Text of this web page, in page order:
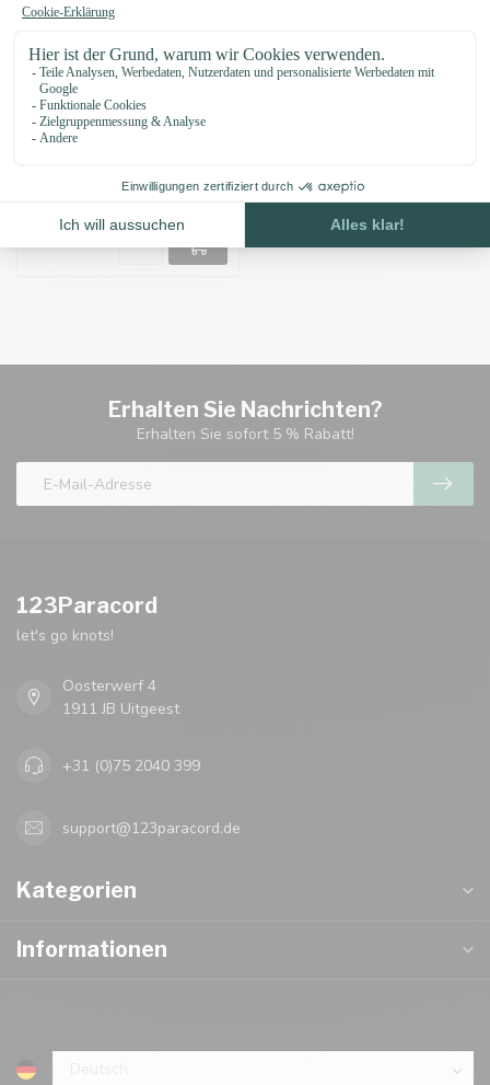
Paracord D ringe
musketon 8MM
Auf Lager
Erhalten Sie Nachrichten?
Erhalten Sie sofort 5 % Rabatt!
123Paracord
let's go knots!
Oosterwerf 4
1911 JB Uitgeest
+31 (0)75 2040 399
support@123paracord.de
Kategorien
Informationen